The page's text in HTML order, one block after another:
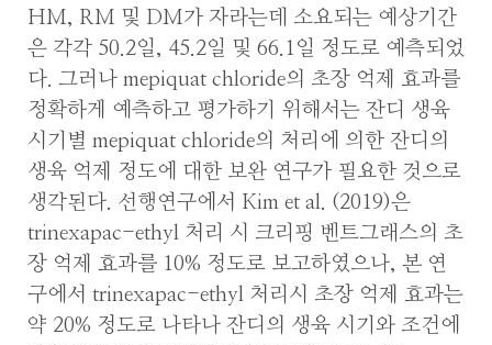
HM, RM 및 DM가 자라는데 소요되는 예상기간
은 각각 50.2일, 45.2일 및 66.1일 정도로 예측되었
다. 그러나 mepiquat chloride의 초장 억제 효과를
정확하게 예측하고 평가하기 위해서는 잔디 생육
시기별 mepiquat chloride의 처리에 의한 잔디의
생육 억제 정도에 대한 보완 연구가 필요한 것으로
생각된다. 선행연구에서 Kim et al. (2019)은
trinexapac-ethyl 처리 시 크리핑 벤트그래스의 초
장 억제 효과를 10% 정도로 보고하였으나, 본 연
구에서 trinexapac-ethyl 처리시 초장 억제 효과는
약 20% 정도로 나타나 잔디의 생육 시기와 조건에